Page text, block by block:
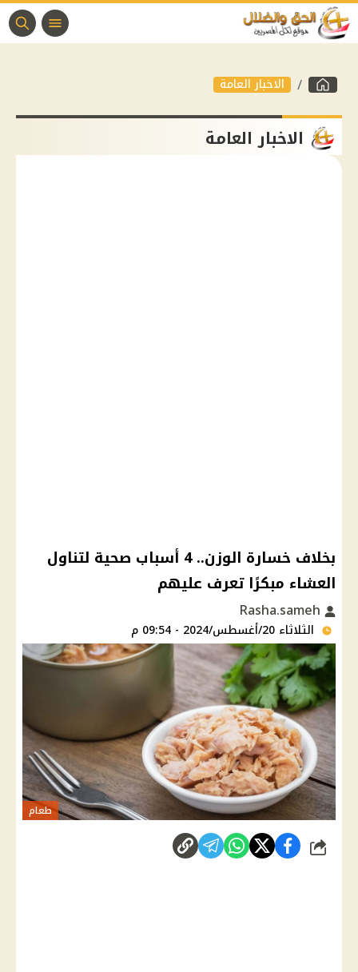
الاخبار العامة
الاخبار العامة
بخلاف خسارة الوزن.. 4 أسباب صحية لتناول
العشاء مبكرًا تعرف عليهم
الثلاثاء 20/أغسطس/2024 - 09:54 م
طعام
شارك